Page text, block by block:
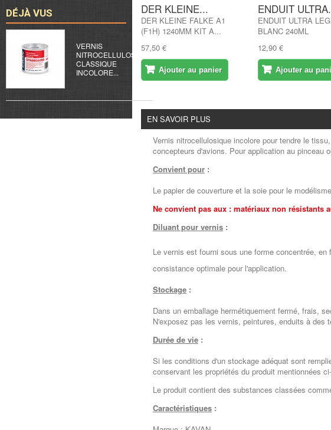
DÉJÀ VUS
VERNIS
NITROCELLULOSIQUE
CLASSIQUE
INCOLORE...
DER KLEINE...
DER KLEINE FALKE A1
(F1H) 1240MM KIT A...
57,50 €
Ajouter au panier
ENDUIT
ENDUIT ULTRA
BLANC 240ML
12,90 €
Ajouter au
EN SAVOIR PLUS
Vernis nitrocellulosique incolore pour tendre le
concepteurs d'avions. Pour application au pinceau
Convient pour :
Le papier de couverture et la soie pour le
Ne convient pas aux : matériaux non
Diluant pour vernis :
Le vernis est fourni sous une forme concentrée,
consistance optimale pour l'application.
Stockage :
Dans un emballage hermétiquement fermé, frais,
N'exposez pas les vernis, peintures, enduits à des
Durée de vie :
Si les conditions d'un stockage adéquat sont
conservant les propriétés du produit mentionnées
Le produit contient des substances classées
Caractéristiques :